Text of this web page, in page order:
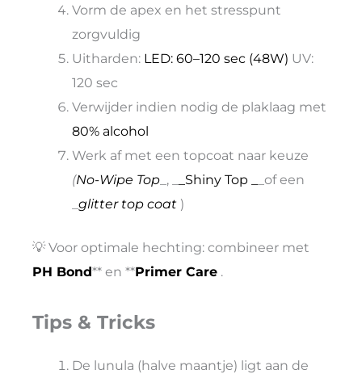
Vorm de apex en het stresspunt
zorgvuldig
Uitharden: LED: 60–120 sec (48W) UV:
120 sec
Verwijder indien nodig de plaklaag met
80% alcohol
Werk af met een topcoat naar keuze
(No-Wipe Top _, _ _Shiny Top _
_of een
_glitter top coat )
💡 Voor optimale hechting: combineer met
PH Bond** en **Primer Care .
Tips & Tricks
De lunula (halve maantje) ligt aan de